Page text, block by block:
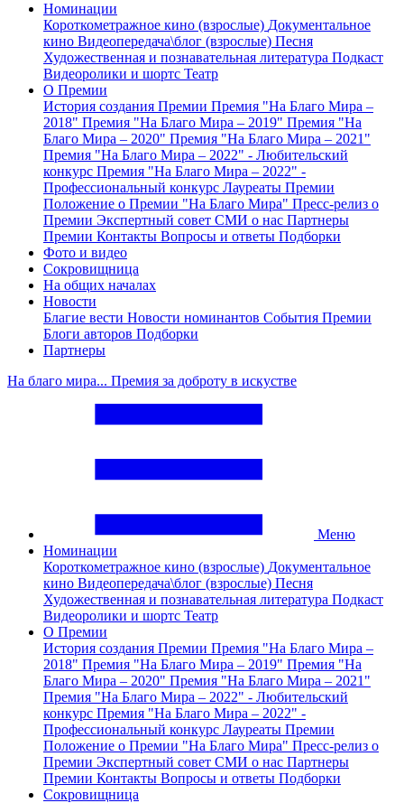
Номинации
Короткометражное кино (взрослые) Документальное
кино Видеопередача\блог (взрослые) Песня
Художественная и познавательная литература Подкаст
Видеоролики и шортс Театр
О Премии
История создания Премии Премия "На Благо Мира –
2018" Премия "На Благо Мира – 2019" Премия "На
Благо Мира – 2020" Премия "На Благо Мира – 2021"
Премия "На Благо Мира – 2022" - Любительский
конкурс Премия "На Благо Мира – 2022" -
Профессиональный конкурс Лауреаты Премии
Положение о Премии "На Благо Мира" Пресс-релиз о
Премии Экспертный совет СМИ о нас Партнеры
Премии Контакты Вопросы и ответы Подборки
Фото и видео
Сокровищница
На общих началах
Новости
Благие вести Новости номинантов События Премии
Блоги авторов Подборки
Партнеры
На благо мира... Премия за доброту в искустве
Меню
Номинации
Короткометражное кино (взрослые) Документальное
кино Видеопередача\блог (взрослые) Песня
Художественная и познавательная литература Подкаст
Видеоролики и шортс Театр
О Премии
История создания Премии Премия "На Благо Мира –
2018" Премия "На Благо Мира – 2019" Премия "На
Благо Мира – 2020" Премия "На Благо Мира – 2021"
Премия "На Благо Мира – 2022" - Любительский
конкурс Премия "На Благо Мира – 2022" -
Профессиональный конкурс Лауреаты Премии
Положение о Премии "На Благо Мира" Пресс-релиз о
Премии Экспертный совет СМИ о нас Партнеры
Премии Контакты Вопросы и ответы Подборки
Сокровищница